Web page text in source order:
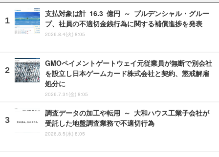
支払対象は計 16.3 億円 ～ プルデンシャル・グルー
プ、社員の不適切金銭行為に関する補償進捗を発表
2026.8.4(火) 8:05
GMOペイメントゲートウェイ元従業員が無断で別会社
を設立し日本ゲームカード株式会社と契約、懲戒解雇
処分に
2026.7.31(金) 8:05
調査データの加工や転用 ～ 大和ハウス工業子会社が
受託した地盤調査業務で不適切行為
2026.8.5(水) 8:05